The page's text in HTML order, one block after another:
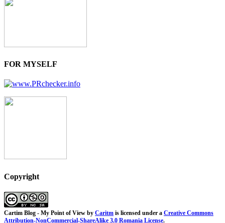
FOR MYSELF
Copyright
Cartim Blog - My Point of View by Caritm is licensed under a Creative Commons
Attribution-NonCommercial-ShareAlike 3.0 Romania License.